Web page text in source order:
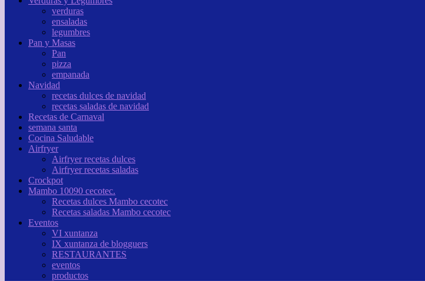
verduras
ensaladas
legumbres
Pan y Masas
Pan
pizza
empanada
Navidad
recetas dulces de navidad
recetas saladas de navidad
Recetas de Carnaval
semana santa
Cocina Saludable
Airfryer
Airfryer recetas dulces
Airfryer recetas saladas
Crockpot
Mambo 10090 cecotec.
Recetas dulces Mambo cecotec
Recetas saladas Mambo cecotec
Eventos
VI xuntanza
IX xuntanza de blogguers
RESTAURANTES
eventos
productos